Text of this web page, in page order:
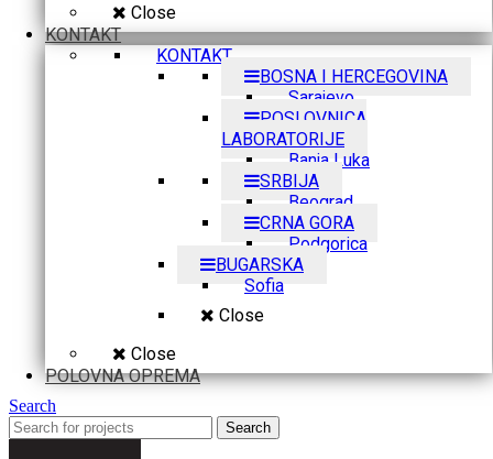
Close
KONTAKT
KONTAKT
BOSNA I HERCEGOVINA
Sarajevo
POSLOVNICA
LABORATORIJE
Banja Luka
SRBIJA
Beograd
CRNA GORA
Podgorica
BUGARSKA
Sofia
Close
Close
POLOVNA OPREMA
Search
Search